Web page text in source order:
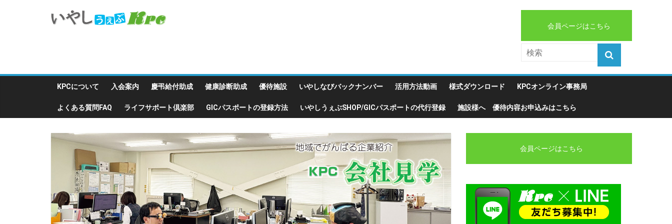
会員ページはこちら
KPCについて 入会案内 慶弔給付助成 健康診断助成 優待施設 いやしなびバックナンバー 活用方法動画 様式ダウンロード KPCオンライン事務局
よくある質問FAQ ライフサポート倶楽部 GICパスポートの登録方法 いやしうぇぶSHOP/GICパスポートの代行登録 施設様へ 優待内容お申込みはこちら
会員ページはこちら